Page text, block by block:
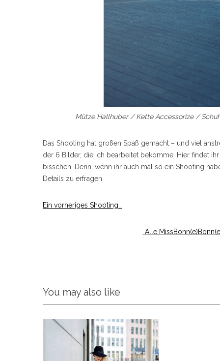
Mütze Hallhuber / Kette Accessorize /
Das Shooting hat großen Spaß gemacht – und viel
der 6 Bilder, die ich bearbeitet bekomme. Hier findet
bisschen. Denn, wenn ihr auch mal so ein Shooting
Details zu erfragen.
Ein vorheriges Shooting…
Alle
You may also like